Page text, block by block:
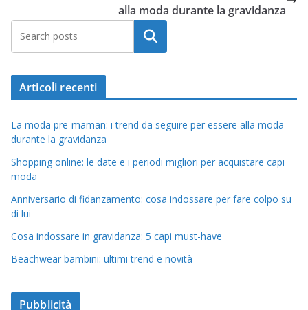
alla moda durante la gravidanza
Cerca
Articoli recenti
La moda pre-maman: i trend da seguire per essere alla moda
durante la gravidanza
Shopping online: le date e i periodi migliori per acquistare capi
moda
Anniversario di fidanzamento: cosa indossare per fare colpo su
di lui
Cosa indossare in gravidanza: 5 capi must-have
Beachwear bambini: ultimi trend e novità
Pubblicità